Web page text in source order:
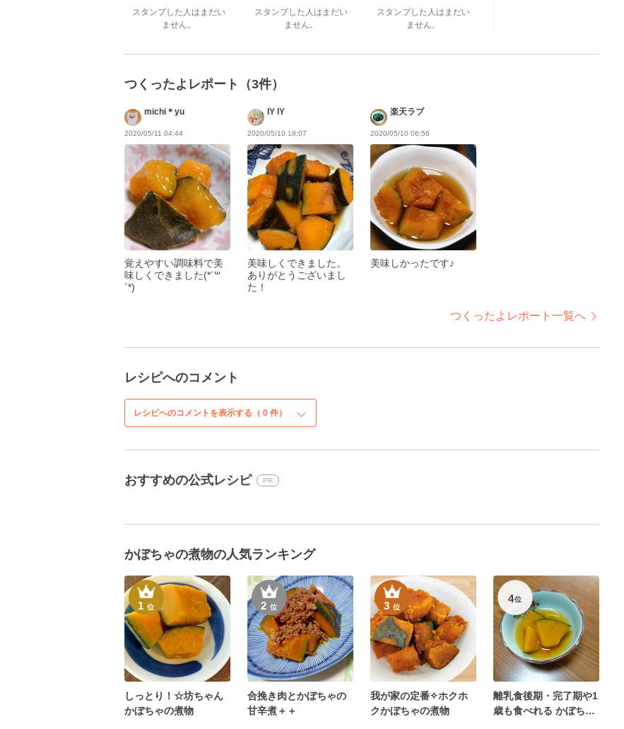
スタンプした人はまだい
ません。
スタンプした人はまだい
ません。
スタンプした人はまだい
ません。
つくったよレポート（3件）
michi＊yu
2020/05/11 04:44
覚えやすい調味料で美
味しくできました(*´꒳
`*)
IY IY
2020/05/10 18:07
美味しくできました。
ありがとうございまし
た！
楽天ラブ
2020/05/10 06:56
美味しかったです♪
つくったよレポート一覧へ
レシピへのコメント
レシピへのコメントを表示する（ 0 件）
おすすめの公式レシピ PR
かぼちゃの煮物の人気ランキング
1位
しっとり！☆坊ちゃん
かぼちゃの煮物
2位
合挽き肉とかぼちゃの
甘辛煮＋＋
3位
我が家の定番✧ホクホ
クかぼちゃの煮物
4位
離乳食後期・完了期や1
歳も食べれる かぼちゃ